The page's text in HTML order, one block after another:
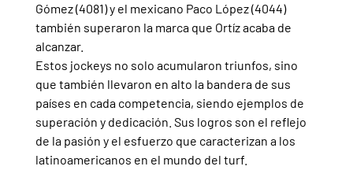
Gómez (4081) y el mexicano Paco López (4044)
también superaron la marca que Ortíz acaba de
alcanzar.
Estos jockeys no solo acumularon triunfos, sino
que también llevaron en alto la bandera de sus
países en cada competencia, siendo ejemplos de
superación y dedicación. Sus logros son el reflejo
de la pasión y el esfuerzo que caracterizan a los
latinoamericanos en el mundo del turf.